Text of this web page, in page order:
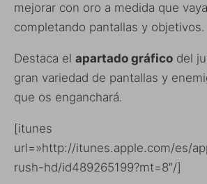
mejorar con oro a medida que
completando pantallas y objetivos.
Destaca el apartado gráfico del
gran variedad de pantallas y
que os enganchará.
[itunes
url=»http://itunes.apple.com/es/
rush-hd/id489265199?mt=8″/]